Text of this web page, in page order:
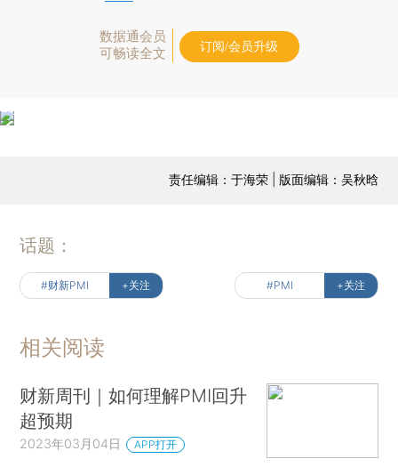
数据通会员
可畅读全文
订阅/会员升级
责任编辑：于海荣 | 版面编辑：吴秋晗
话题：
#财新PMI +关注 #PMI +关注
相关阅读
财新周刊｜如何理解PMI回升
超预期
2023年03月04日 APP打开